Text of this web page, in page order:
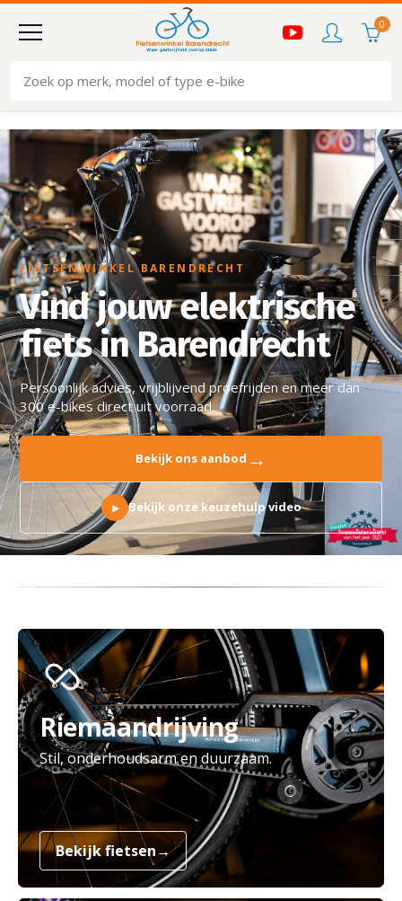
0
FIETSENWINKEL BARENDRECHT
Vind jouw elektrische
fiets in Barendrecht
Persoonlijk advies, vrijblijvend proefrijden en meer dan
300 e-bikes direct uit voorraad.
Bekijk ons aanbod →
▶ Bekijk onze keuzehulp video
Riemaandrijving
Stil, onderhoudsarm en duurzaam.
Bekijk fietsen→